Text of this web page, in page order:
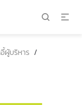
ผู้บริหาร /